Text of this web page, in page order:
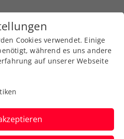
Ladies
Cookies verwendet. Einige
während es uns andere
auf unserer Webseite